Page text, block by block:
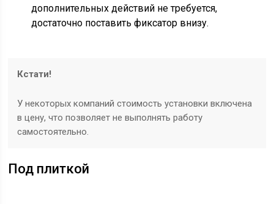
дополнительных действий не требуется,
достаточно поставить фиксатор внизу.
Кстати!
У некоторых компаний стоимость установки включена
в цену, что позволяет не выполнять работу
самостоятельно.
Под плиткой